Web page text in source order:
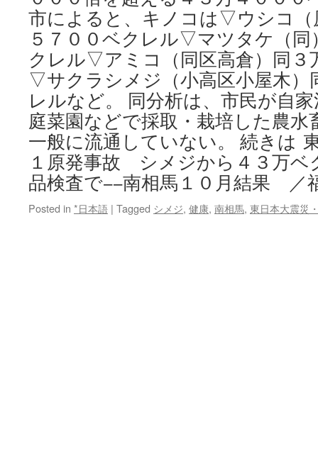
市によると、キノコは▽ウシコ（
５７００ベクレル▽マツタケ（同
クレル▽アミコ（同区高倉）同３
▽サクラシメジ（小高区小屋木）
レルなど。 同分析は、市民が自
庭菜園などで採取・栽培した農水
一般に流通していない。 続きは
１原発事故 シメジから４３万
品検査で−−南相馬１０月結果 ／
Posted in *日本語 | Tagged シメジ, 健康, 南相馬, 東日本大震災